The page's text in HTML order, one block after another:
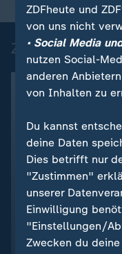
Zuletzt auf
Update
Update am Morgen:
ZDFheute und
von uns nicht
• Social Media
nutzen Social-
anderen
von Inhalten zu
Du kannst
deine Daten
Dies betrifft nur
"Zustimmen"
unserer
Einwilligung
"Einstellungen/
Zwecken du